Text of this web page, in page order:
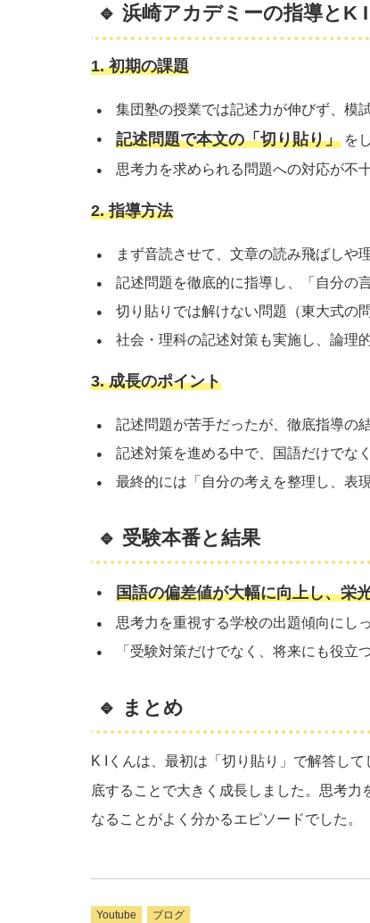
🔹 浜崎アカデミーの指導とK
1. 初期の課題
集団塾の授業では記述力が伸びず、模
記述問題で本文の「切り貼り」 を
思考力を求められる問題への対応が不
2. 指導方法
まず音読させて、文章の読み飛ばしや
記述問題を徹底的に指導し、「自分の
切り貼りでは解けない問題（東大式の
社会・理科の記述対策も実施し、論理
3. 成長のポイント
記述問題が苦手だったが、徹底指導の
記述対策を進める中で、国語だけでな
最終的には「自分の考えを整理し、表
🔹 受験本番と結果
国語の偏差値が大幅に向上し、栄
思考力を重視する学校の出題傾向にし
「受験対策だけでなく、将来にも役立
🔹 まとめ
K Iくんは、最初は「切り貼り」で解答して
底することで大きく成長しました。思考
なることがよく分かるエピソードでした。
Youtube ブログ